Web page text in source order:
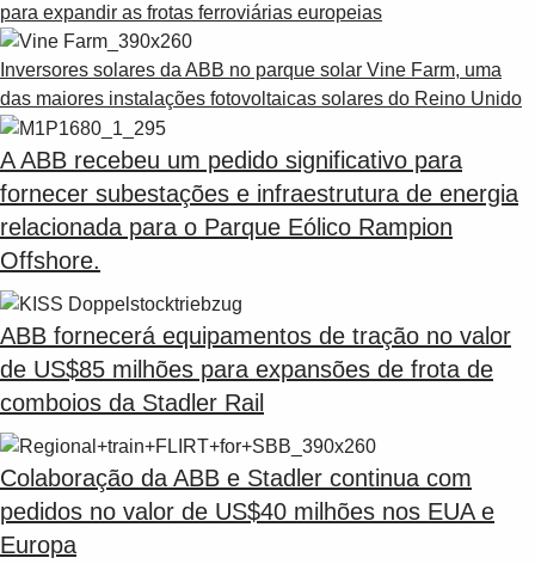
para expandir as frotas ferroviárias europeias
Inversores solares da ABB no parque solar Vine Farm, uma
das maiores instalações fotovoltaicas solares do Reino Unido
A ABB recebeu um pedido significativo para
fornecer subestações e infraestrutura de energia
relacionada para o Parque Eólico Rampion
Offshore.
ABB fornecerá equipamentos de tração no valor
de US$85 milhões para expansões de frota de
comboios da Stadler Rail
Colaboração da ABB e Stadler continua com
pedidos no valor de US$40 milhões nos EUA e
Europa